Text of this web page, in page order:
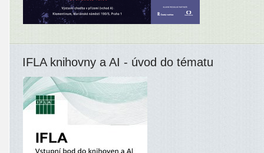
IFLA knihovny a AI - úvod do tématu